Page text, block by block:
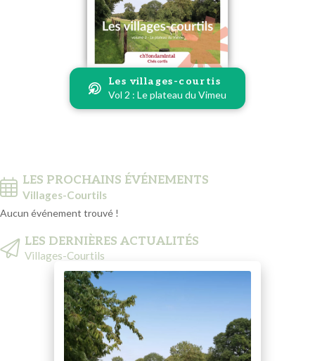
Les villages-courtis
Vol 2 : Le plateau du Vimeu
LES PROCHAINS ÉVÉNEMENTS
Villages-Courtils
Aucun événement trouvé !
LES DERNIÈRES ACTUALITÉS
Villages-Courtils